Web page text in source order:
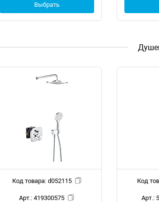
Выбрать
Код товара: d052115
Арт.: 419300575